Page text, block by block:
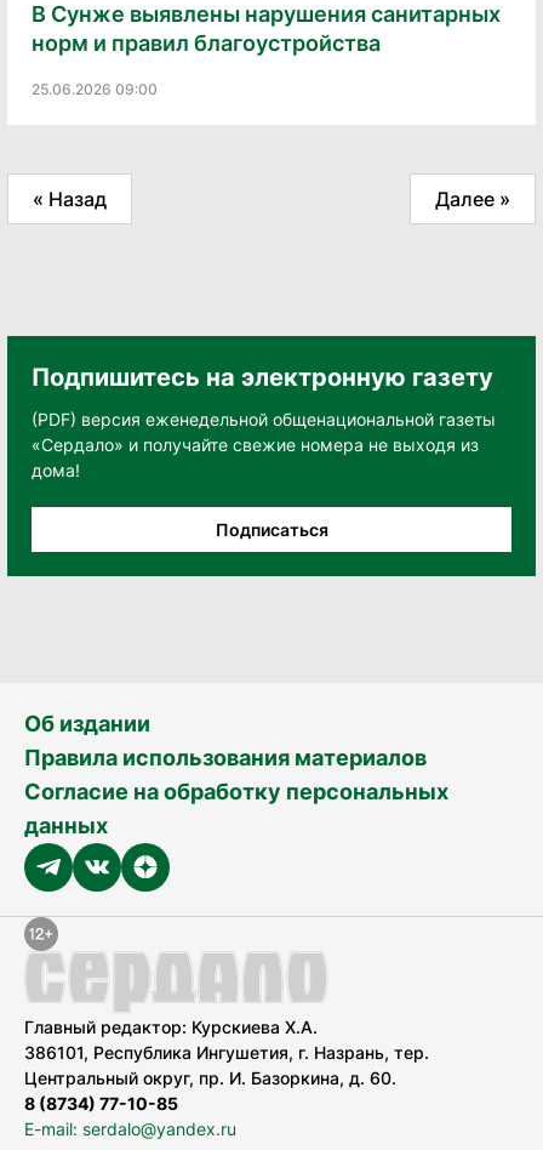
В Сунже выявлены нарушения санитарных
норм и правил благоустройства
25.06.2026 09:00
« Назад Далее »
Подпишитесь на электронную газету
(PDF) версия еженедельной общенациональной газеты
«Сердало» и получайте свежие номера не выходя из
дома!
Подписаться
Об издании
Правила использования материалов
Согласие на обработку персональных
данных
Главный редактор: Курскиева Х.А.
386101, Республика Ингушетия, г. Назрань, тер.
Центральный округ, пр. И. Базоркина, д. 60.
8 (8734) 77-10-85
E-mail: serdalo@yandex.ru